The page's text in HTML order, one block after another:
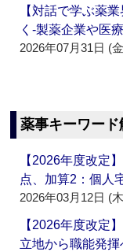
【対話で学ぶ薬
く‐製薬企業や医
2026年07月31日 (
薬事キーワード
【2026年度改定
点、加算2：個人
2026年03月12日 (
【2026年度改定
立地から職能発揮